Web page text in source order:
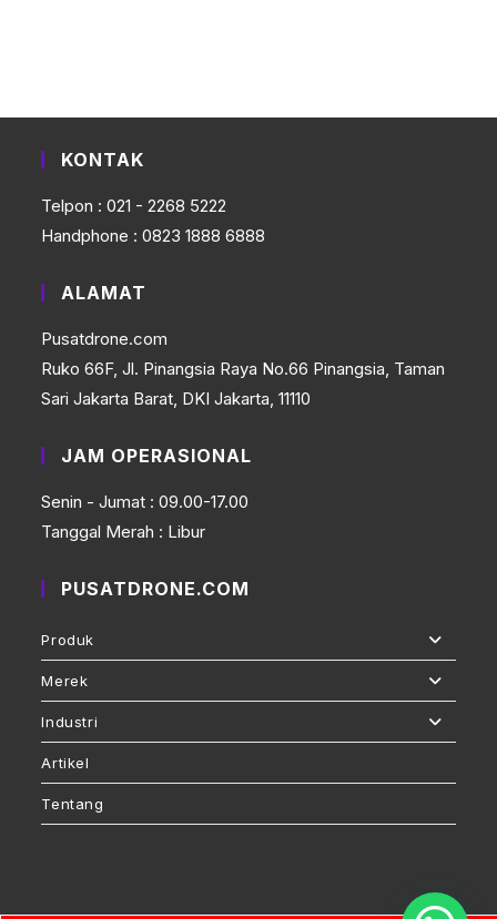
KONTAK
Telpon : 021 - 2268 5222
Handphone : 0823 1888 6888
ALAMAT
Pusatdrone.com
Ruko 66F, Jl. Pinangsia Raya No.66 Pinangsia, Taman
Sari Jakarta Barat, DKI Jakarta, 11110
JAM OPERASIONAL
Senin - Jumat : 09.00-17.00
Tanggal Merah : Libur
PUSATDRONE.COM
Produk
Merek
Industri
Artikel
Tentang